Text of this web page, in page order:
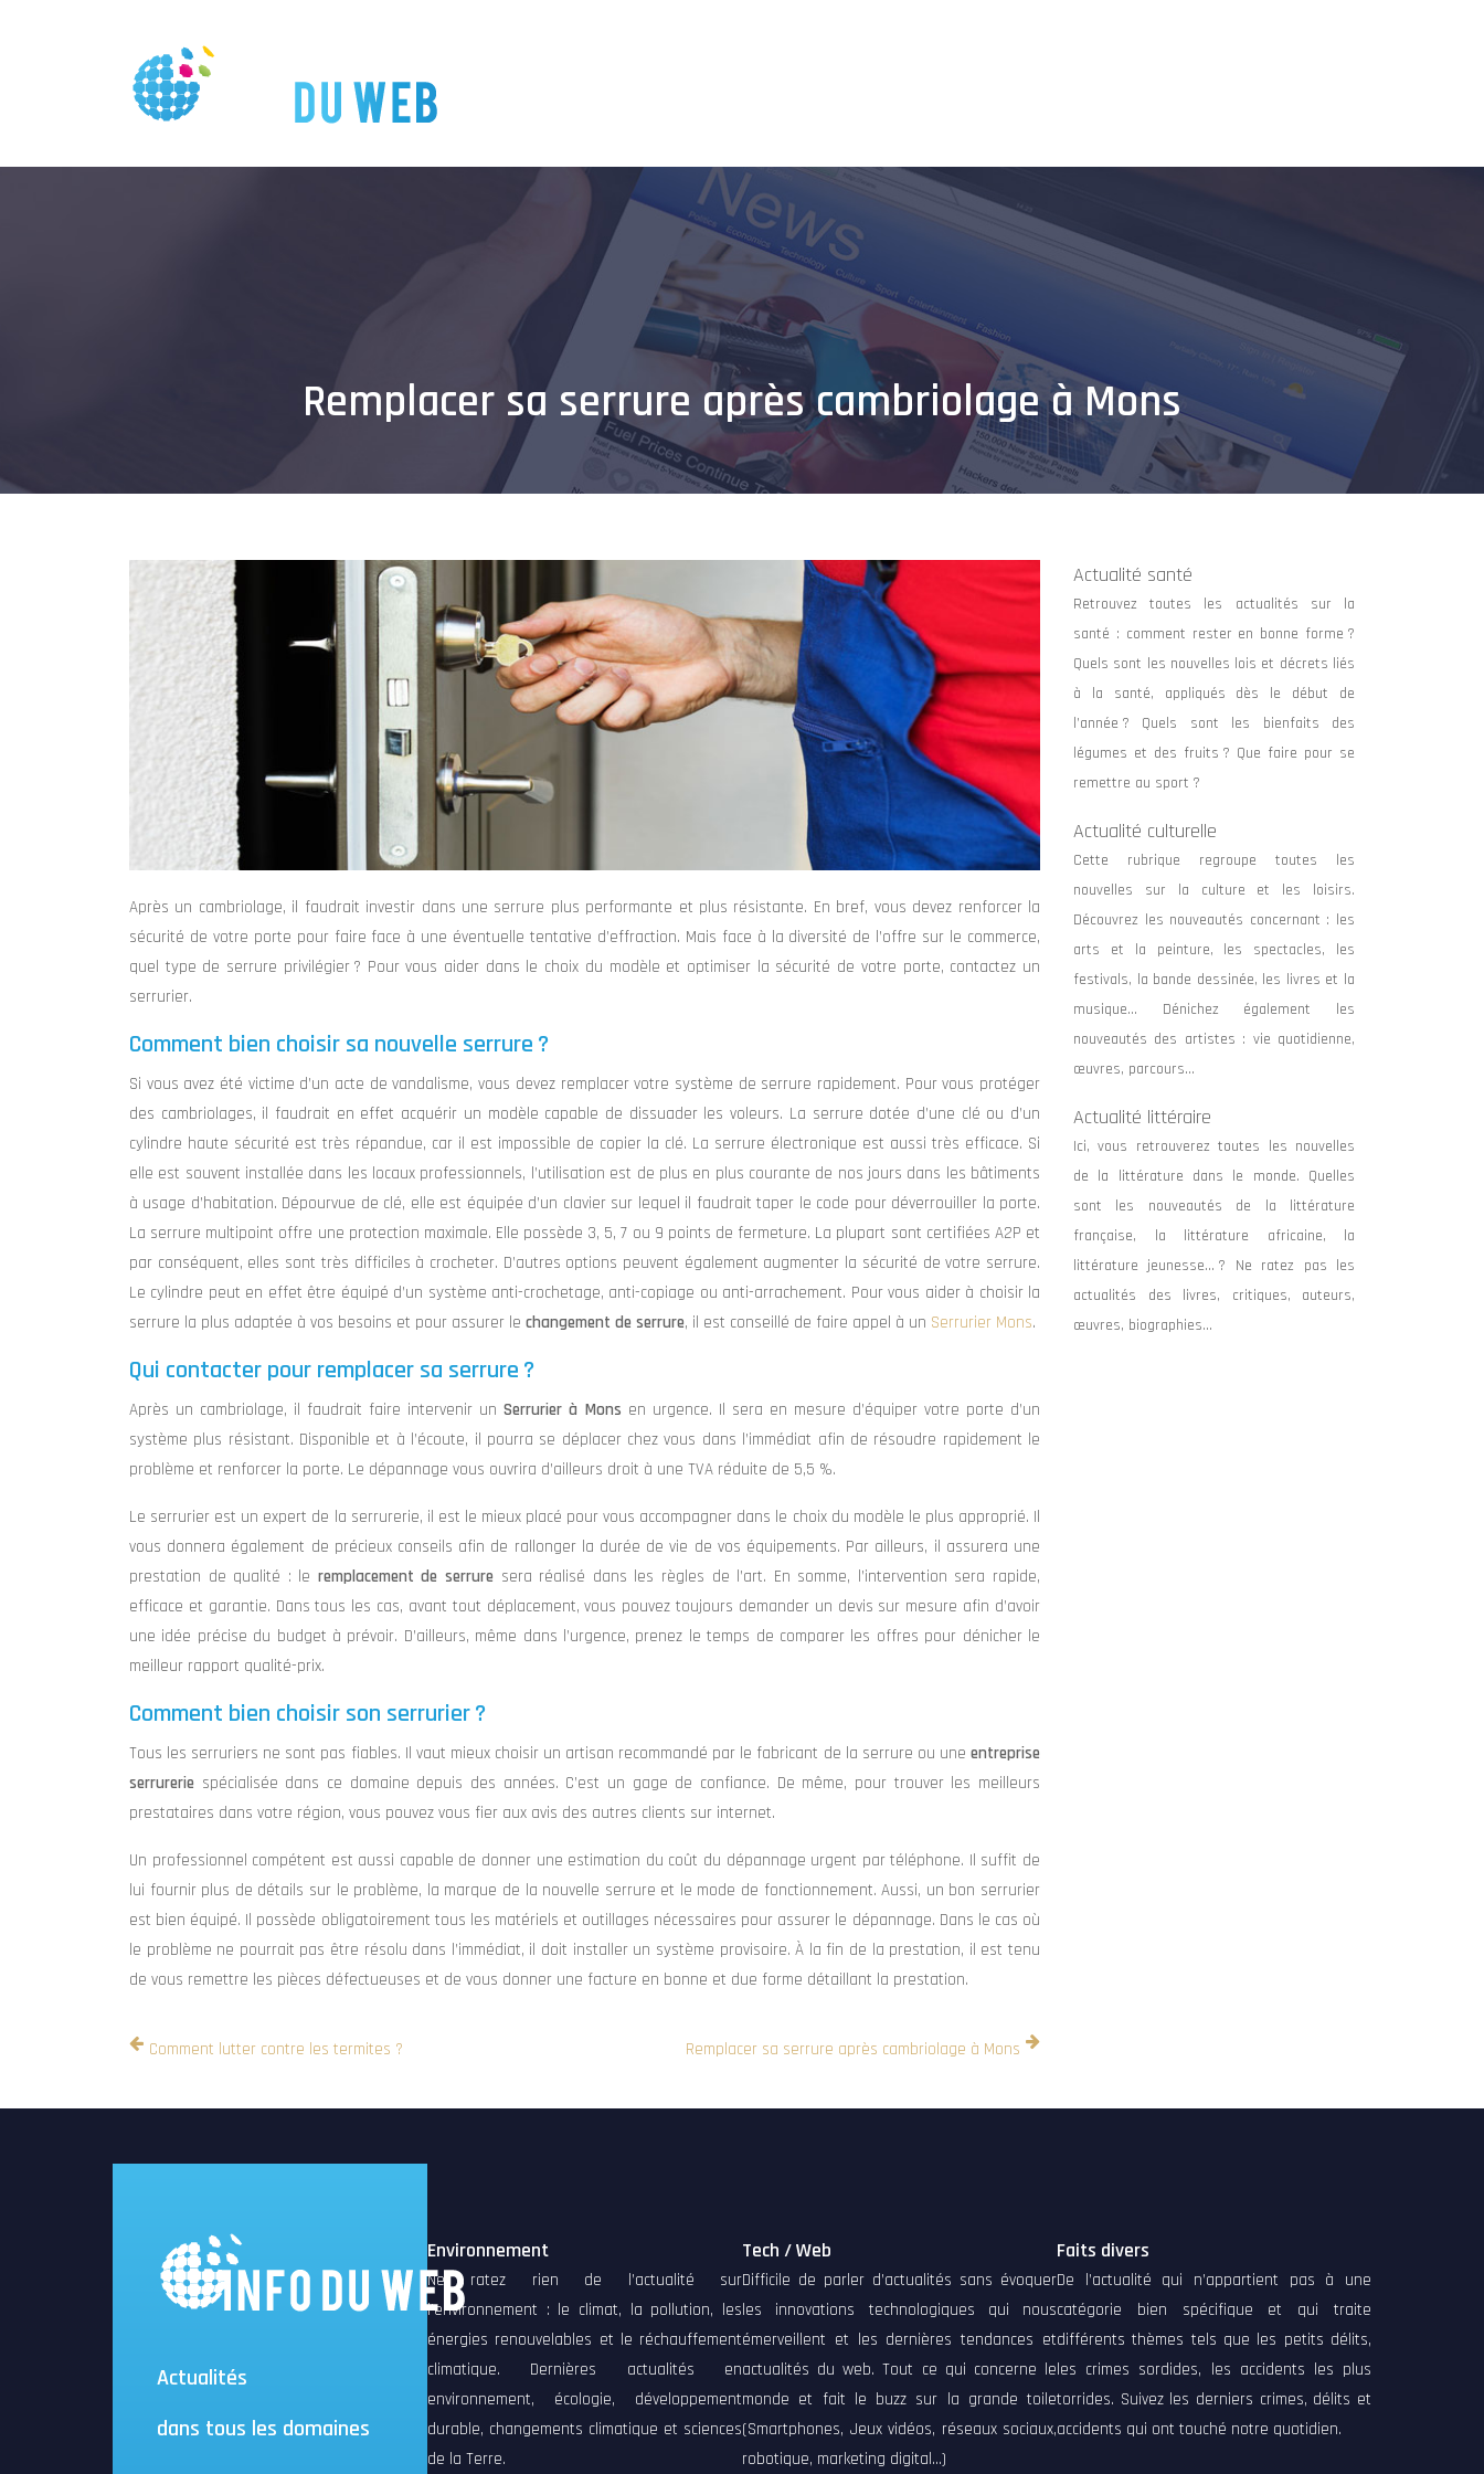
Remplacer sa serrure après cambriolage à Mons
Après un cambriolage, il faudrait investir dans une serrure plus performante et plus résistante. En bref, vous devez renforcer la
sécurité de votre porte pour faire face à une éventuelle tentative d’effraction. Mais face à la diversité de l’offre sur le commerce,
quel type de serrure privilégier ? Pour vous aider dans le choix du modèle et optimiser la sécurité de votre porte, contactez un
serrurier.
Comment bien choisir sa nouvelle serrure ?
Si vous avez été victime d’un acte de vandalisme, vous devez remplacer votre système de serrure rapidement. Pour vous protéger
des cambriolages, il faudrait en effet acquérir un modèle capable de dissuader les voleurs. La serrure dotée d’une clé ou d’un
cylindre haute sécurité est très répandue, car il est impossible de copier la clé. La serrure électronique est aussi très efficace. Si
elle est souvent installée dans les locaux professionnels, l’utilisation est de plus en plus courante de nos jours dans les bâtiments
à usage d’habitation. Dépourvue de clé, elle est équipée d’un clavier sur lequel il faudrait taper le code pour déverrouiller la porte.
La serrure multipoint offre une protection maximale. Elle possède 3, 5, 7 ou 9 points de fermeture. La plupart sont certifiées A2P et
par conséquent, elles sont très difficiles à crocheter. D’autres options peuvent également augmenter la sécurité de votre serrure.
Le cylindre peut en effet être équipé d’un système anti-crochetage, anti-copiage ou anti-arrachement. Pour vous aider à choisir la
serrure la plus adaptée à vos besoins et pour assurer le changement de serrure, il est conseillé de faire appel à un Serrurier Mons.
Qui contacter pour remplacer sa serrure ?
Après un cambriolage, il faudrait faire intervenir unSerrurier à Mons en urgence. Il sera en mesure d’équiper votre porte d’un
système plus résistant. Disponible et à l’écoute, il pourra se déplacer chez vous dans l’immédiat afin de résoudre rapidement le
problème et renforcer la porte. Le dépannage vous ouvrira d’ailleurs droit à une TVA réduite de 5,5 %.
Le serrurier est un expert de la serrurerie, il est le mieux placé pour vous accompagner dans le choix du modèle le plus approprié. Il
vous donnera également de précieux conseils afin de rallonger la durée de vie de vos équipements. Par ailleurs, il assurera une
prestation de qualité : le remplacement de serrure sera réalisé dans les règles de l’art. En somme, l’intervention sera rapide,
efficace et garantie. Dans tous les cas, avant tout déplacement, vous pouvez toujours demander un devis sur mesure afin d’avoir
une idée précise du budget à prévoir. D’ailleurs, même dans l’urgence, prenez le temps de comparer les offres pour dénicher le
meilleur rapport qualité-prix.
Comment bien choisir son serrurier ?
Tous les serruriers ne sont pas fiables. Il vaut mieux choisir un artisan recommandé par le fabricant de la serrure ou une entreprise
serrurerie spécialisée dans ce domaine depuis des années. C’est un gage de confiance. De même, pour trouver les meilleurs
prestataires dans votre région, vous pouvez vous fier aux avis des autres clients sur internet.
Un professionnel compétent est aussi capable de donner une estimation du coût du dépannage urgent par téléphone. Il suffit de
lui fournir plus de détails sur le problème, la marque de la nouvelle serrure et le mode de fonctionnement. Aussi, un bon serrurier
est bien équipé. Il possède obligatoirement tous les matériels et outillages nécessaires pour assurer le dépannage. Dans le cas où
le problème ne pourrait pas être résolu dans l’immédiat, il doit installer un système provisoire. À la fin de la prestation, il est tenu
de vous remettre les pièces défectueuses et de vous donner une facture en bonne et due forme détaillant la prestation.
Comment lutter contre les termites ? Remplacer sa serrure après cambriolage à Mons
Actualité santé
Retrouvez toutes les actualités sur la
santé : comment rester en bonne forme ?
Quels sont les nouvelles lois et décrets liés
à la santé, appliqués dès le début de
l’année ? Quels sont les bienfaits des
légumes et des fruits ? Que faire pour se
remettre au sport ?
Actualité culturelle
Cette rubrique regroupe toutes les
nouvelles sur la culture et les loisirs.
Découvrez les nouveautés concernant : les
arts et la peinture, les spectacles, les
festivals, la bande dessinée, les livres et la
musique… Dénichez également les
nouveautés des artistes : vie quotidienne,
œuvres, parcours…
Actualité littéraire
Ici, vous retrouverez toutes les nouvelles
de la littérature dans le monde. Quelles
sont les nouveautés de la littérature
française, la littérature africaine, la
littérature jeunesse… ? Ne ratez pas les
actualités des livres, critiques, auteurs,
œuvres, biographies…
Actualités
dans tous les domaines
Environnement
Ne ratez rien de l’actualité sur
l’environnement : le climat, la pollution, les
énergies renouvelables et le réchauffement
climatique. Dernières actualités en
environnement, écologie, développement
durable, changements climatique et sciences
de la Terre.
Tech / Web
Difficile de parler d’actualités sans évoquer
les innovations technologiques qui nous
émerveillent et les dernières tendances et
actualités du web. Tout ce qui concerne le
monde et fait le buzz sur la grande toile
(Smartphones, Jeux vidéos, réseaux sociaux,
robotique, marketing digital…)
Faits divers
De l’actualité qui n’appartient pas à une
catégorie bien spécifique et qui traite
différents thèmes tels que les petits délits,
les crimes sordides, les accidents les plus
torrides. Suivez les derniers crimes, délits et
accidents qui ont touché notre quotidien.